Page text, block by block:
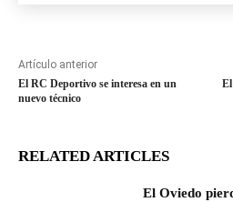
Artículo anterior
El RC Deportivo se interesa en un
nuevo técnico
RELATED ARTICLES
El Oviedo